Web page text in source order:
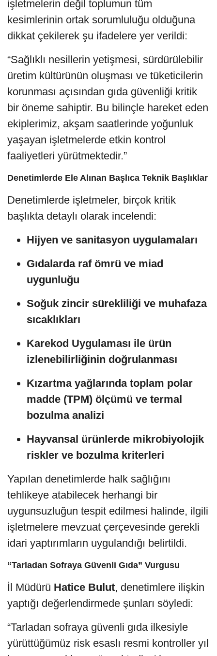
işletmelerin değil toplumun tüm
kesimlerinin ortak sorumluluğu olduğuna
dikkat çekilerek şu ifadelere yer verildi:
“Sağlıklı nesillerin yetişmesi, sürdürülebilir
üretim kültürünün oluşması ve tüketicilerin
korunması açısından gıda güvenliği kritik
bir öneme sahiptir. Bu bilinçle hareket eden
ekiplerimiz, akşam saatlerinde yoğunluk
yaşayan işletmelerde etkin kontrol
faaliyetleri yürütmektedir.”
Denetimlerde Ele Alınan Başlıca Teknik Başlıklar
Denetimlerde işletmeler, birçok kritik
başlıkta detaylı olarak incelendi:
Hijyen ve sanitasyon uygulamaları
Gıdalarda raf ömrü ve miad
uygunluğu
Soğuk zincir sürekliliği ve muhafaza
sıcaklıkları
Karekod Uygulaması ile ürün
izlenebilirliğinin doğrulanması
Kızartma yağlarında toplam polar
madde (TPM) ölçümü ve termal
bozulma analizi
Hayvansal ürünlerde mikrobiyolojik
riskler ve bozulma kriterleri
Yapılan denetimlerde halk sağlığını
tehlikeye atabilecek herhangi bir
uygunsuzluğun tespit edilmesi halinde, ilgili
işletmelere mevzuat çerçevesinde gerekli
idari yaptırımların uygulandığı belirtildi.
“Tarladan Sofraya Güvenli Gıda” Vurgusu
İl Müdürü Hatice Bulut, denetimlere ilişkin
yaptığı değerlendirmede şunları söyledi:
“Tarladan sofraya güvenli gıda ilkesiyle
yürüttüğümüz risk esaslı resmi kontroller yıl